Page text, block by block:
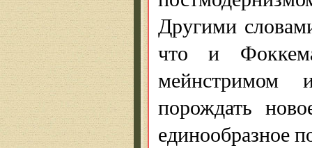
Другими
что и
мейнстримом
порождать
единообразное